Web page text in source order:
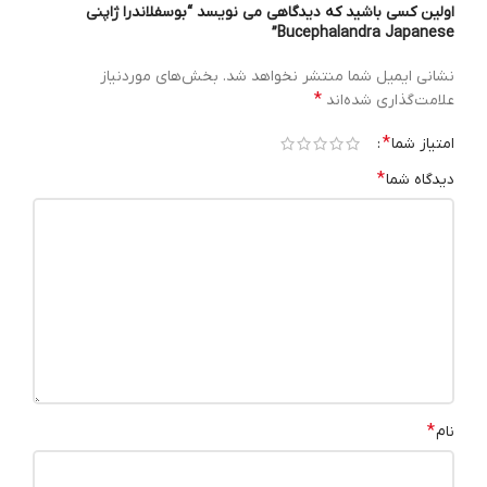
اولین کسی باشید که دیدگاهی می نویسد “بوسفلاندرا ژاپنی
Bucephalandra Japanese”
نشانی ایمیل شما منتشر نخواهد شد. بخش‌های موردنیاز
علامت‌گذاری شده‌اند *
امتیاز شما*
دیدگاه شما*
نام*